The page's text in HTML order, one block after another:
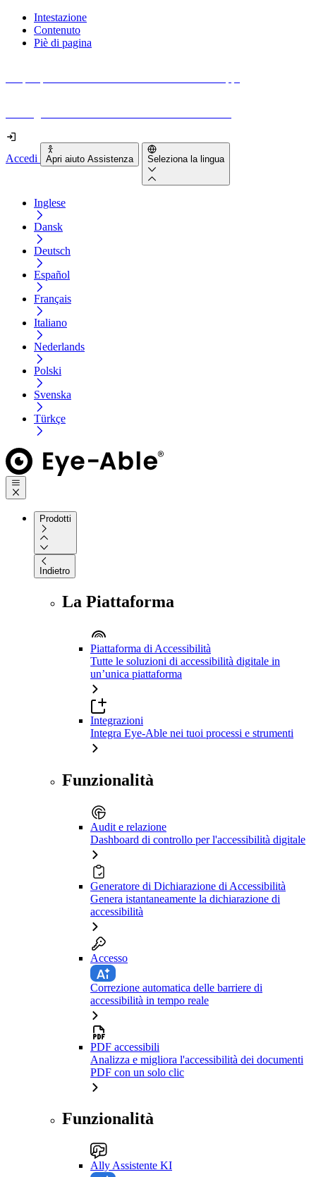
Intestazione
Contenuto
Piè di pagina
Accedi Apri aiuto Assistenza Seleziona la lingua
Inglese
Dansk
Deutsch
Español
Français
Italiano
Nederlands
Polski
Svenska
Türkçe
Prodotti
Indietro
La Piattaforma
Piattaforma di Accessibilità
Tutte le soluzioni di accessibilità digitale in
un’unica piattaforma
Integrazioni
Integra Eye-Able nei tuoi processi e strumenti
Funzionalità
Audit e relazione
Dashboard di controllo per l'accessibilità digitale
Generatore di Dichiarazione di Accessibilità
Genera istantaneamente la dichiarazione di
accessibilità
Accesso
Correzione automatica delle barriere di
accessibilità in tempo reale
PDF accessibili
Analizza e migliora l'accessibilità dei documenti
PDF con un solo clic
Funzionalità
Ally Assistente KI